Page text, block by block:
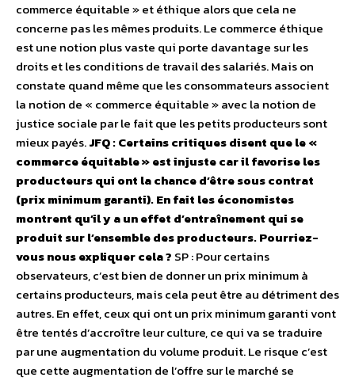
commerce équitable » et éthique alors que cela ne
concerne pas les mêmes produits. Le commerce éthique
est une notion plus vaste qui porte davantage sur les
droits et les conditions de travail des salariés. Mais on
constate quand même que les consommateurs associent
la notion de « commerce équitable » avec la notion de
justice sociale par le fait que les petits producteurs sont
mieux payés.JFQ : Certains critiques disent que le «
commerce équitable » est injuste car il favorise les
producteurs qui ont la chance d’être sous contrat
(prix minimum garanti). En fait les économistes
montrent qu’il y a un effet d’entraînement qui se
produit sur l’ensemble des producteurs. Pourriez-
vous nous expliquer cela ? SP : Pour certains
observateurs, c’est bien de donner un prix minimum à
certains producteurs, mais cela peut être au détriment des
autres. En effet, ceux qui ont un prix minimum garanti vont
être tentés d’accroître leur culture, ce qui va se traduire
par une augmentation du volume produit. Le risque c’est
que cette augmentation de l’offre sur le marché se